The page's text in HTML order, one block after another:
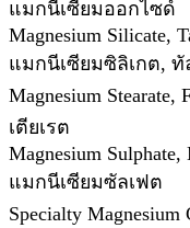
แมกนีเซียมออกไซด์
Magnesium Silicate,
แมกนีเซียมซิลิเกต, ทั
Magnesium
เตียเรต
Magnesium
แมกนีเซียมซัลเฟต
Specialty